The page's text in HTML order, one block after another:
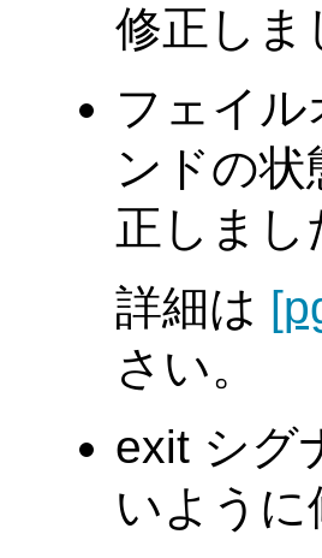
修正しま
フェイ
ンドの
正しまし
詳細は
さい。
exit シグ
いように